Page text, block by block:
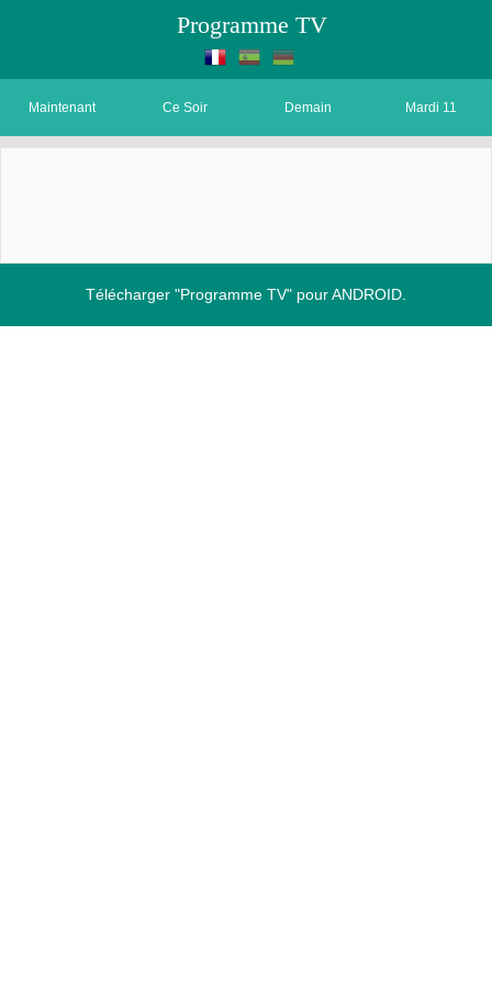
Programme TV
Maintenant Ce Soir Demain Mardi 11
Télécharger "Programme TV" pour ANDROID.